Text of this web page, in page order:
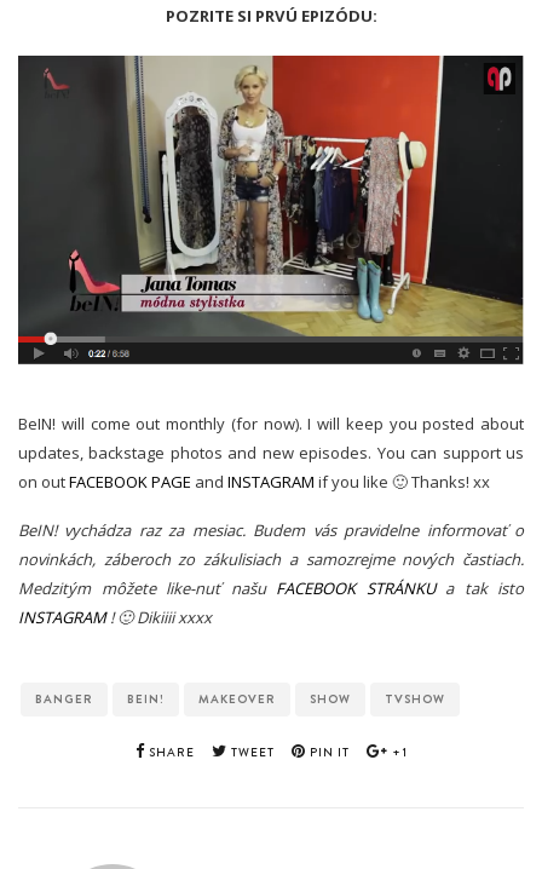
POZRITE SI PRVÚ EPIZÓDU:
BeIN! will come out monthly (for now). I will keep you posted about
updates, backstage photos and new episodes. You can support us
on outFACEBOOK PAGE and INSTAGRAM if you like 🙂 Thanks! xx
BeIN! vychádza raz za mesiac. Budem vás pravidelne informovať o
novinkách, záberoch zo zákulisiach a samozrejme nových častiach.
Medzitým môžete like-nuť našu FACEBOOK STRÁNKUa tak isto
INSTAGRAM! 🙂 Dikiiii xxxx
BANGER BEIN! MAKEOVER SHOW TVSHOW
SHARE TWEET PIN IT +1